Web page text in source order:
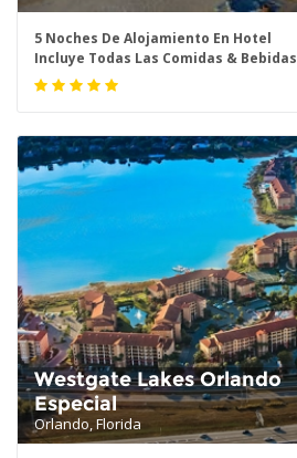
5 Noches De Alojamiento En Hotel
Incluye Todas Las Comidas & Bebidas
Westgate Lakes Orlando
Especial
Orlando, Florida